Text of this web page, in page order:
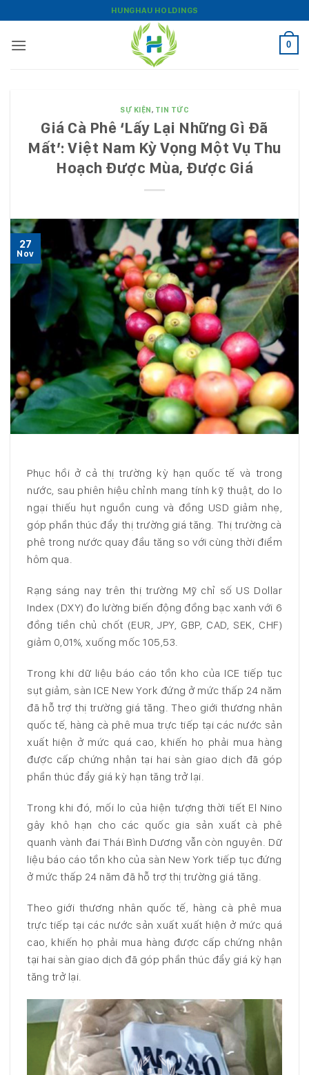
qua
nội
HUNGHAU HOLDINGS
0
SỰ KIỆN, TIN TỨC
Giá Cà Phê ‘Lấy Lại Những Gì Đã
Mất’: Việt Nam Kỳ Vọng Một Vụ Thu
Hoạch Được Mùa, Được Giá
27
Nov
Phục hồi ở cả thị trường kỳ hạn quốc tế và trong
nước, sau phiên hiệu chỉnh mang tính kỹ thuật, do lo
ngại thiếu hụt nguồn cung và đồng USD giảm nhẹ,
góp phần thúc đẩy thị trường giá tăng. Thị trường cà
phê trong nước quay đầu tăng so với cùng thời điểm
hôm qua.
Rạng sáng nay trên thị trường Mỹ chỉ số US Dollar
Index (DXY) đo lường biến động đồng bạc xanh với 6
đồng tiền chủ chốt (EUR, JPY, GBP, CAD, SEK, CHF)
giảm 0,01%, xuống mốc 105,53.
Trong khi dữ liệu báo cáo tồn kho của ICE tiếp tục
sụt giảm, sàn ICE New York đứng ở mức thấp 24 năm
đã hỗ trợ thị trường giá tăng. Theo giới thương nhân
quốc tế, hàng cà phê mua trực tiếp tại các nước sản
xuất hiện ở mức quá cao, khiến họ phải mua hàng
được cấp chứng nhận tại hai sàn giao dịch đã góp
phần thúc đẩy giá kỳ hạn tăng trở lại.
Trong khi đó, mối lo của hiện tượng thời tiết El Nino
gây khô hạn cho các quốc gia sản xuất cà phê
quanh vành đai Thái Bình Dương vẫn còn nguyên. Dữ
liệu báo cáo tồn kho của sàn New York tiếp tục đứng
ở mức thấp 24 năm đã hỗ trợ thị trường giá tăng.
Theo giới thương nhân quốc tế, hàng cà phê mua
trực tiếp tại các nước sản xuất xuất hiện ở mức quá
cao, khiến họ phải mua hàng được cấp chứng nhận
tại hai sàn giao dịch đã góp phần thúc đẩy giá kỳ hạn
tăng trở lại.